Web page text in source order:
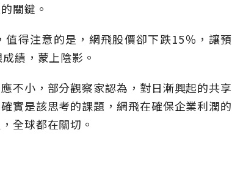
關鍵。
得注意的是，網飛股價卻下跌15％，讓預
績，蒙上陰影。
不小，部分觀察家認為，對日漸興起的共享
實是該思考的課題，網飛在確保企業利潤的
全球都在關切。